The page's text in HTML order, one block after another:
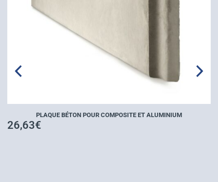
POUR COMPOSITE ET ALUMINIUM